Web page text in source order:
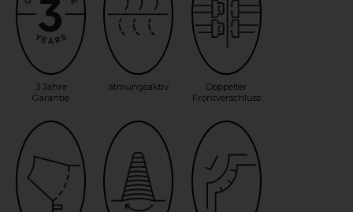
3 Jahre
Garantie
atmungsaktiv
Doppelter
Frontverschluss